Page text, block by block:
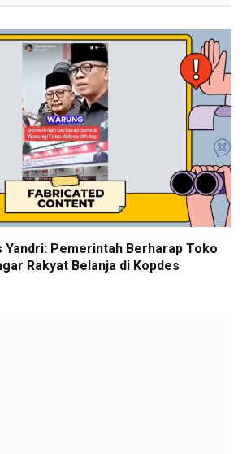
Yandri: Pemerintah Berharap Toko
Rakyat Belanja di Kopdes